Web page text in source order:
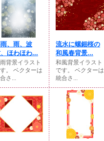
、雨、波
ほわほわ...
背景イラスト
。 ベクターは
さ...
流水に螺鈿桜の
和風春背景...
和風背景イラスト
です。 ベクターは
統合さ...